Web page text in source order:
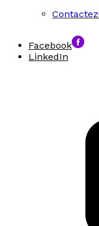
Facebook
LinkedIn